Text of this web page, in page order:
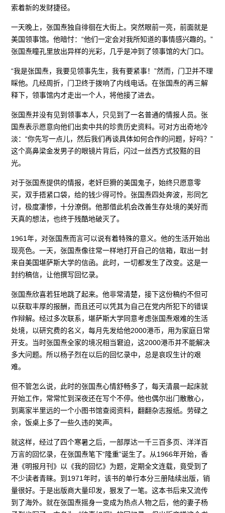
索着新的发财捷径。
一天晚上，张国焘独自徘徊在大街上。突然眼前一亮，前面就是
美国领事馆。他暗忖：“他们一定会对我所知道的事情感兴趣的。”
张国焘瞳孔里放出异样的光彩，几乎是冲到了领事馆的大门口。
“我是张国焘，我要见领事先生，我有要紧事！”然而，门卫并不理
睬他。几经周折，门卫终于拨响了内线电话。在张国焘的再三解
释下，领事馆内才走出一个人，将他接了进去。
张国焘并没有见到领事本人，只见到了一名普通的情报人员。张
国焘表示愿意向他们出卖中共的珍贵历史资料。可对方出奇地冷
淡：“你先写一点儿，然后我们再谈具体如何合作的问题，好吗？”
这个高鼻梁金发男子的眼镜片背后，闪过一丝西方式狡黠的目
光。
对于张国焘提供的情报，老奸巨猾的美国鬼子，始终只愿意零
买，双手捂紧口袋，给的钱少得可怜。张国焘四处奔波，形同乞
讨，极度凄惨，十分潦倒。他那借此机会改善生存处境的美好而
天真的想法，也终于残酷地破灭了。
1961年，对张国焘而言可以说有着特殊的意义。他的生活开始出
现亮色。一天，张国焘像往常一样地打开自己的信箱，取出一封
来自美国堪萨斯大学的信函。此时，一切都发生了改变。这是一
封约稿信，让他撰写回忆录。
张国焘欣喜若狂地跳了起来。他非常清楚，接下这份稿约不但可
以获取丰厚的报酬，而且还可以凭其为自己在党内所犯下的错误
作辩解。经过多次联系，堪萨斯大学同意考虑张国焘艰难的生活
处境，以研究费的名义，每月先发给他2000港币，用为家庭日常
开支。当时张国焘全家的境况相当窘迫，这2000港币并不能解决
多大问题。所以杨子烈在以后的回忆录中，总是哀叹生计的艰
难。
但不管怎么说，此时的张国焘心情舒畅多了，每天清晨一起床就
开始工作，常常忙到深夜还在写个不停。他也偶尔出门散散心，
到离家半里远的一个小图书馆查阅资料，翻翻杂志报纸。劳碌之
余，饭桌上多了一些久违的笑声。
就这样，经过了四个寒暑之后，一部厚达一千三百多页、洋洋百
万言的回忆录，在张国焘笔下“隆重”诞生了。从1966年开始，香
港《明报月刊》以《我的回忆》为题，定期全文连载，竟受到了
不少读者青睐。到1971年时，该书的单行本分三册陆续出版，销
量很好。于是出版商大量印发，狠发了一笔。这本书后来又流传
到了海外。就在张国焘摇身一变成为热点人物之后，他的妻子杨